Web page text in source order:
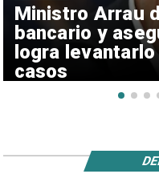
Ministro Arrau
bancario y
logra
casos